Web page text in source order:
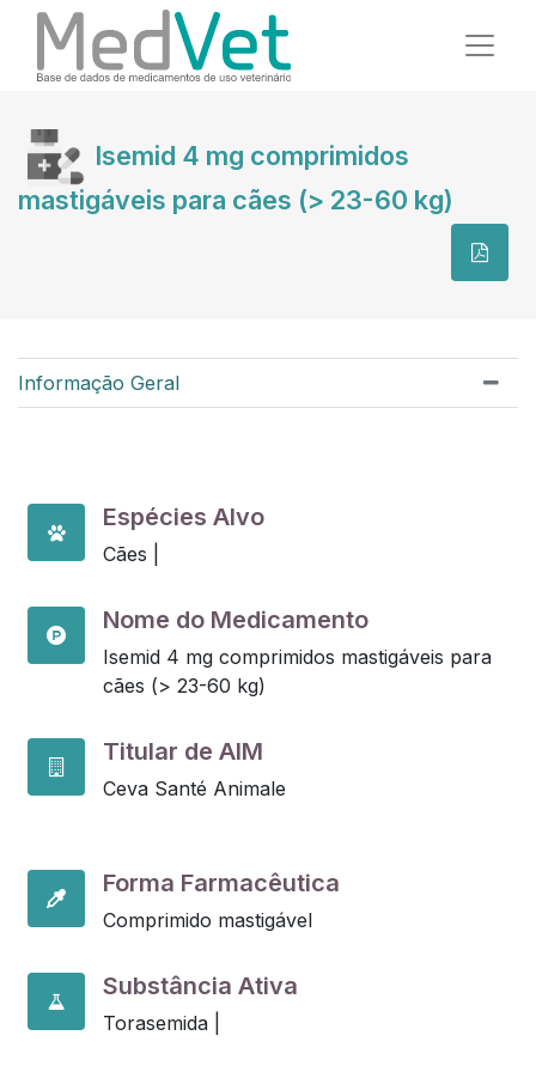
Isemid 4 mg comprimidos
mastigáveis para cães (> 23-60 kg)
Informação Geral
Espécies Alvo
Cães |
Nome do Medicamento
Isemid 4 mg comprimidos mastigáveis para
cães (> 23-60 kg)
Titular de AIM
Ceva Santé Animale
Forma Farmacêutica
Comprimido mastigável
Substância Ativa
Torasemida |